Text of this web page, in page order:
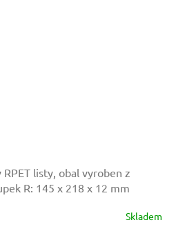
RPET listy, obal vyroben z
R: 145 x 218 x 12 mm
Skladem